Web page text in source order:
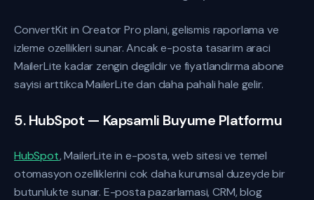
ConvertKit in Creator Pro plani, gelismis raporlama ve
izleme ozellikleri sunar. Ancak e-posta tasarim araci
MailerLite kadar zengin degildir ve fiyatlandirma abone
sayisi arttikca MailerLite dan daha pahali hale gelir.
5. HubSpot — Kapsamli Buyume Platformu
HubSpot, MailerLite in e-posta, web sitesi ve temel
otomasyon ozelliklerini cok daha kurumsal duzeyde bir
butunlukte sunar. E-posta pazarlamasi, CRM, blog